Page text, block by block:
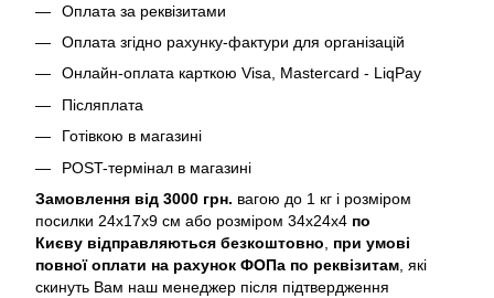
Оплата за реквізитами
Оплата згідно рахунку-фактури для організацій
Онлайн-оплата карткою Visa, Mastercard - LiqPay
Післяплата
Готівкою в магазині
POST-термінал в магазині
Замовлення від 3000 грн. вагою до 1 кг і розміром
посилки 24х17х9 см або розміром 34х24х4 по
Києву відправляються безкоштовно
при умові
повної оплати на рахунок ФОПа по реквізитам , які
скинуть Вам наш менеджер після підтвердження